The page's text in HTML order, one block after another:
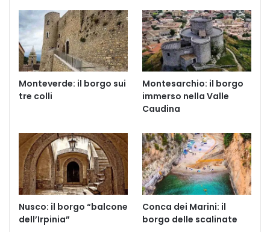
Monteverde: il borgo sui
tre colli
Montesarchio: il borgo
immerso nella Valle
Caudina
Nusco: il borgo “balcone
dell’Irpinia”
Conca dei Marini: il
borgo delle scalinate